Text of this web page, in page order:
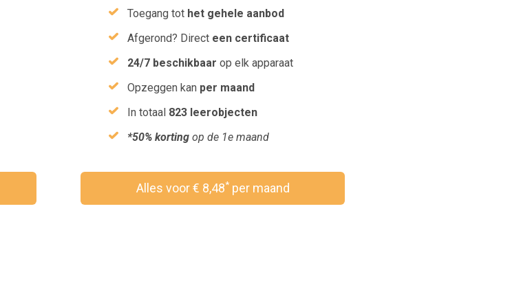
Toegang tot het gehele aanbod
Afgerond? Direct een certificaat
24/7 beschikbaar op elk apparaat
Opzeggen kan per maand
In totaal 823 leerobjecten
*50% korting op de 1e maand
Alles voor € 8,48*per maand